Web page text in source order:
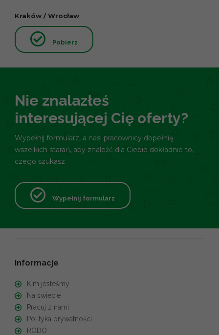
Kraków / Wrocław
Pobierz
Nie znalazłeś
interesującej Cię oferty?
Wypełnij formularz, a nasi pracownicy dopełnią
wszelkich starań, aby znaleźć dla Ciebie dokładnie to,
czego szukasz
Wypełnij formularz
Informacje
Kim jesteśmy
Na świecie
Pracuj z nami
Polityka prywatności
RODO